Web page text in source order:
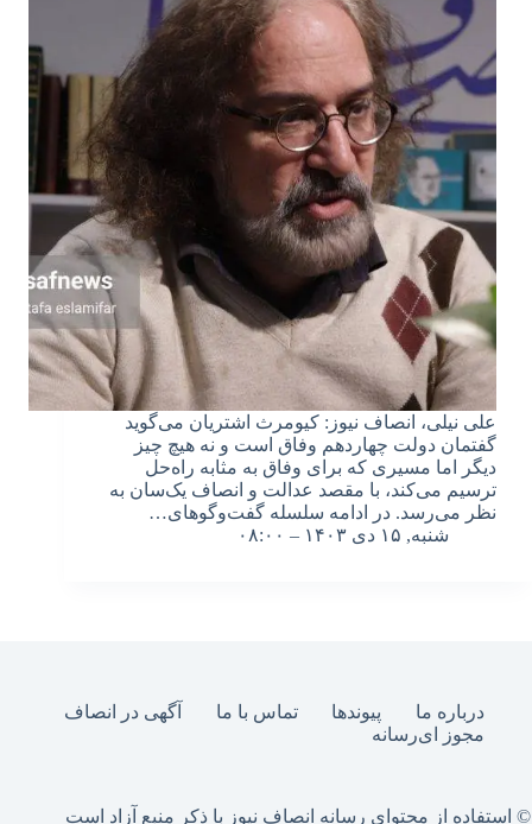
علی نیلی، انصاف نیوز: کیومرث اشتریان می‌گوید
گفتمان دولت چهاردهم وفاق است و نه هیچ چیز
دیگر اما مسیری که برای وفاق به مثابه راه‌حل
ترسیم می‌کند، با مقصد عدالت و انصاف یک‌سان به
نظر می‌رسد. در ادامه سلسله گفت‌وگوهای…
شنبه, ۱۵ دی ۱۴۰۳ – ۰۸:۰۰
درباره ما پیوندها تماس با ما
آگهی در انصاف
مجوز ای‌رسانه
© استفاده از محتوای رسانه انصاف نیوز با ذکر منبع آزاد است